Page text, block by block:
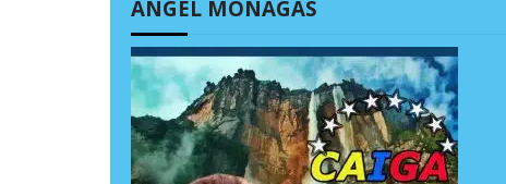
ÁNGEL MONAGAS